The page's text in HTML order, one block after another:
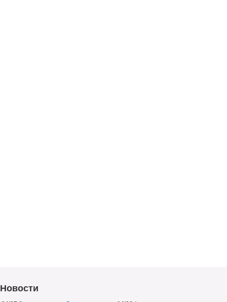
Новости